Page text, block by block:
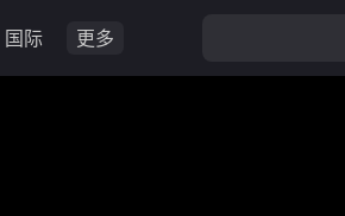
国际 更多